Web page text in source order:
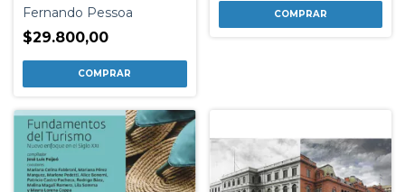
Fernando Pessoa
$29.800,00